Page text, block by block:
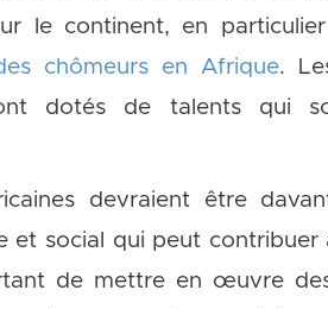
le continent, en
chômeurs en Afrique.
dotés de talents qui
devraient être
et social qui peut contribuer
de mettre en œuvre